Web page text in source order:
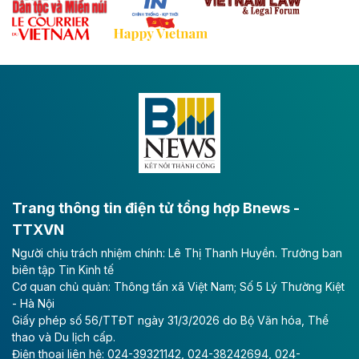
Theo baodautu.vn
Đề xuất đầu tư 11.500 tỷ đồng xây dựng cao
tốc CT.11 qua Ninh Bình
Đông A dài khoảng 25,1 km được kỳ vọng sẽ tạo động
lực phát triển kinh tế - xã hội khu vực phía Nam đồng
Long Thành
Tổng công ty Cảng hàng không Việt Nam - CTCP
(ACV) vừa lập kỷ lục mới về lợi nhuận trong quý
II/2026.
Theo baodautu.vn
Vinaconex lập đỉnh doanh thu
Trang thông tin điện tử tổng hợp Bnews -
TTXVN
Người chịu trách nhiệm chính: Lê Thị Thanh Huyền. Trưởng ban
biên tập Tin Kinh tế
Cơ quan chủ quản: Thông tấn xã Việt Nam; Số 5 Lý Thường Kiệt
- Hà Nội
Giấy phép số 56/TTĐT ngày 31/3/2026 do Bộ Văn hóa, Thể
thao và Du lịch cấp.
Điện thoại liên hệ: 024-39321142, 024-38242694, 024-